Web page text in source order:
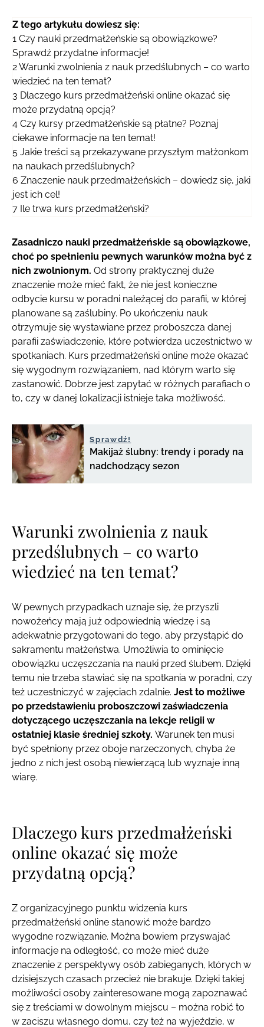
Z tego artykułu dowiesz się:
1 Czy nauki przedmałżeńskie są obowiązkowe?
Sprawdź przydatne informacje!
2Warunki zwolnienia z nauk przedślubnych – co warto
wiedzieć na ten temat?
3 Dlaczego kurs przedmałżeński online okazać się
może przydatną opcją?
4 Czy kursy przedmałżeńskie są płatne? Poznaj
ciekawe informacje na ten temat!
5 Jakie treści są przekazywane przyszłym małżonkom
na naukach przedślubnych?
6 Znaczenie nauk przedmałżeńskich – dowiedz się, jaki
jest ich cel!
7 Ile trwa kurs przedmałżeński?
Zasadniczo nauki przedmałżeńskie są obowiązkowe,
choć po spełnieniu pewnych warunków można być z
nich zwolnionym. Od strony praktycznej duże
znaczenie może mieć fakt, że nie jest konieczne
odbycie kursu w poradni należącej do parafii, w której
planowane są zaślubiny. Po ukończeniu nauk
otrzymuje się wystawiane przez proboszcza danej
parafii zaświadczenie, które potwierdza uczestnictwo w
spotkaniach. Kurs przedmałżeński online może okazać
się wygodnym rozwiązaniem, nad którym warto się
zastanowić. Dobrze jest zapytać w różnych parafiach o
to, czy w danej lokalizacji istnieje taka możliwość.
Sprawdź!
Makijaż ślubny: trendy i porady na
nadchodzący sezon
Warunki zwolnienia z nauk
przedślubnych – co warto
wiedzieć na ten temat?
W pewnych przypadkach uznaje się, że przyszli
nowożeńcy mają już odpowiednią wiedzę i są
adekwatnie przygotowani do tego, aby przystąpić do
sakramentu małżeństwa. Umożliwia to ominięcie
obowiązku uczęszczania na nauki przed ślubem. Dzięki
temu nie trzeba stawiać się na spotkania w poradni, czy
też uczestniczyć w zajęciach zdalnie. Jest to możliwe
po przedstawieniu proboszczowi zaświadczenia
dotyczącego uczęszczania na lekcje religii w
ostatniej klasie średniej szkoły. Warunek ten musi
być spełniony przez oboje narzeczonych, chyba że
jedno z nich jest osobą niewierzącą lub wyznaje inną
wiarę.
Dlaczego kurs przedmałżeński
online okazać się może
przydatną opcją?
Z organizacyjnego punktu widzenia kurs
przedmałżeński online stanowić może bardzo
wygodne rozwiązanie. Można bowiem przyswajać
informacje na odległość, co może mieć duże
znaczenie z perspektywy osób zabieganych, których w
dzisiejszych czasach przecież nie brakuje. Dzięki takiej
możliwości osoby zainteresowane mogą zapoznawać
się z treściami w dowolnym miejscu – można robić to
w zaciszu własnego domu, czy też na wyjeździe, w